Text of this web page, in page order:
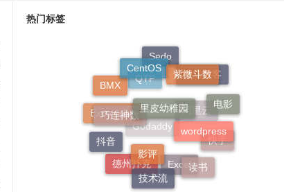
热门标签
QTP
Sedo
独立博客
阿里云
Godaddy
Excel VBA
BMX
CentOS 紫微斗数
电影
快手
Excel
德州扑克
抖音
巧连神数
里皮幼稚园
wordpress
读书
技术流
影评